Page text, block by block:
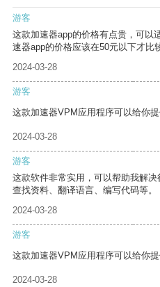
游客
这款加速器app的价格有点贵，可以
速器app的价格应该在50元以下才比
2024-03-28
游客
这款加速器VPM应用程序可以给你
2024-03-28
游客
这款软件非常实用，可以帮助我解
查找资料、翻译语言、编写代码等。
2024-03-28
游客
这款加速器VPM应用程序可以给你
2024-03-28